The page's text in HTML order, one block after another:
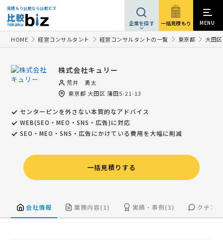
見積もり比較なら比較ビズ
企業を探す 一括見積もり MENU
HOME 経営コンサルタント 経営コンサルタントの一覧 東京都 大田区
株式会社キュリー
荒井 勇太
東京都 大田区 蒲田5-21-13
センターピンを外さない本質的なアドバイス
WEB(SEO・MEO・SNS・広告)に対応
SEO・MEO・SNS・広告にかけている費用を大幅に削減
一括見積りする
会社情報 業務内容(1) 実績・事例(3) クチコ